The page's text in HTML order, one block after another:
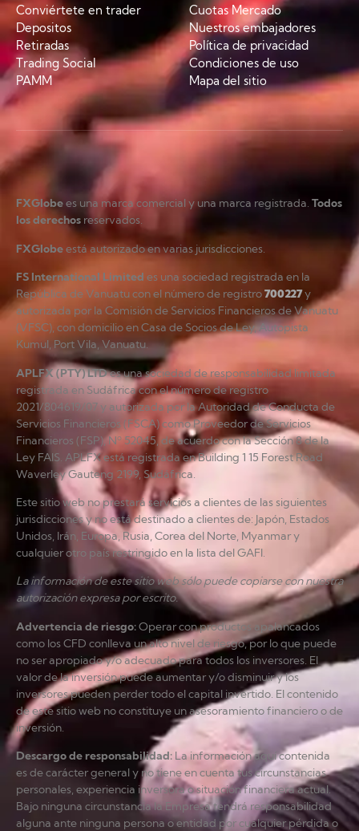
Conviértete en trader
Depositos
Retiradas
Trading Social
PAMM
Cuotas Mercado
Nuestros embajadores
Política de privacidad
Condiciones de uso
Mapa del sitio
FXGlobees una marca comercial y una marca registrada. Todos
los derechos reservados.
FXGlobeestá autorizado en varias jurisdicciones.
FS International Limited es una sociedad registrada en la
República de Vanuatu con el número de registro700227y
autorizada por la Comisión de Servicios Financieros de Vanuatu
(VFSC), con domicilio en Casa de Socios de Ley, Autopista
Kumul, Port Vila, Vanuatu.
APLFX (PTY) LTDes una sociedad de responsabilidad limitada
registrada en Sudáfrica con el número de registro
2021/804619/07 y autorizada por la Autoridad de Conducta de
Servicios Financieros (FSCA) como Proveedor de Servicios
Financieros (FSP), Nº 52045, de acuerdo con la Sección 8 de la
Ley FAIS. APLFX está registrada en Building 1 15 Forest Road
Waverley Gauteng 2199, Sudáfrica.
Este sitio web no prestará servicios a clientes de las siguientes
jurisdicciones y no está destinado a clientes de: Japón, Estados
Unidos, Irán, Europa, Rusia, Corea del Norte, Myanmar y
cualquier otro país restringido en la lista del GAFI.
La información de este sitio web sólo puede copiarse con nuestra
autorización expresa por escrito.
Advertencia de riesgo:Operar con productos apalancados
como los CFD conlleva un alto nivel de riesgo, por lo que puede
no ser apropiado y/o adecuado para todos los inversores. El
valor de la inversión puede aumentar y/o disminuir y los
inversores pueden perder todo el capital invertido. El contenido
de este sitio web no constituye un asesoramiento financiero o de
inversión.
Descargo de responsabilidad: La información aquí contenida
es de carácter general y no tiene en cuenta tus circunstancias
personales, experiencia inversora o situación financiera actual.
Bajo ninguna circunstancia la Empresa tendrá responsabilidad
alguna ante ninguna persona o entidad por cualquier pérdida o